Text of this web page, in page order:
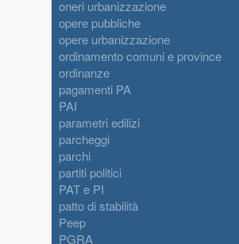
oneri urbanizzazione
opere pubbliche
opere urbanizzazione
ordinamento comuni e province
ordinanze
pagamenti PA
PAI
parametri edilizi
parcheggi
parchi
partiti politici
PAT e PI
patto di stabilità
Peep
PGRA